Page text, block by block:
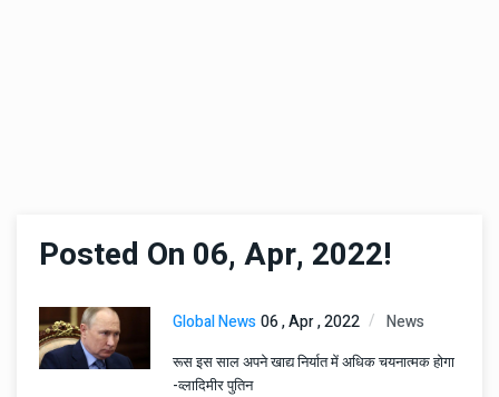
Posted On 06, Apr, 2022!
Global News06 , Apr , 2022 News
रूस इस साल अपने खाद्य निर्यात में अधिक चयनात्मक होगा
-व्लादिमीर पुतिन